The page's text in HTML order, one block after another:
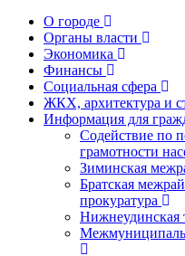
О городе
Органы власти
Экономика
Финансы
Социальная сфера
ЖКХ, архитектура и
Информация для
Содействие по
грамотности
Зиминская
Братская
прокуратура
Нижнеудинская